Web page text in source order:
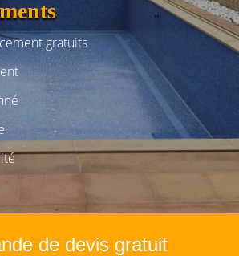
gratuits
de devis gratuit